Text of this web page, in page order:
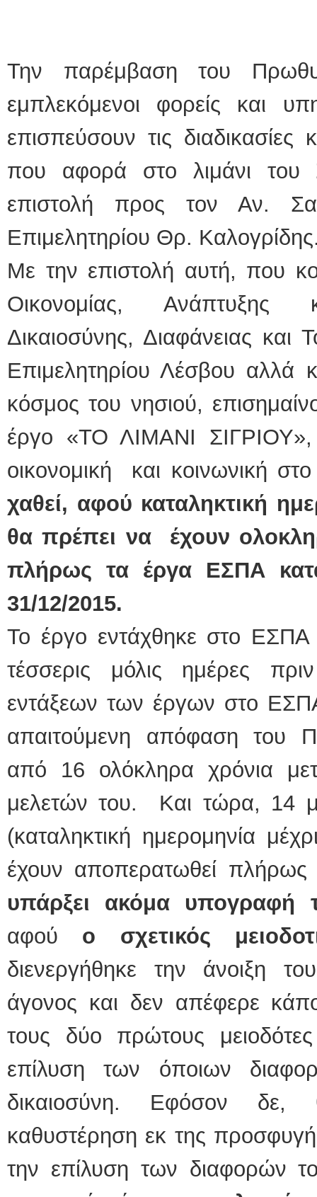
Την παρέμβαση του
εμπλεκόμενοι φορείς και
επισπεύσουν τις
που αφορά στο λιμάνι του
επιστολή προς τον Αν.
Επιμελητηρίου Θρ.
Με την επιστολή αυτή, που
Οικονομίας, Ανάπτυξης
Δικαιοσύνης, Διαφάνειας και
Επιμελητηρίου Λέσβου αλλά
κόσμος του νησιού,
έργο «ΤΟ ΛΙΜΑΝΙ
οικονομική και κοινωνική
χαθεί, αφού καταληκτική
θα πρέπει να έχουν
πλήρως τα έργα ΕΣΠΑ
31/12/2015.
Το έργο εντάχθηκε στο
τέσσερις μόλις ημέρες
εντάξεων των έργων στο
απαιτούμενη απόφαση του
από 16 ολόκληρα χρόνια
μελετών του. Και τώρα, 14
(καταληκτική ημερομηνία
έχουν αποπερατωθεί
υπάρξει ακόμα υπογραφή
αφού ο σχετικός
διενεργήθηκε την άνοιξη
άγονος και δεν απέφερε
τους δύο πρώτους
επίλυση των όποιων
δικαιοσύνη. Εφόσον δε,
καθυστέρηση εκ της
την επίλυση των διαφορών
τηλ.